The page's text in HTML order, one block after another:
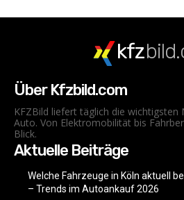
kfz
Über Kfzbild.com
KFZBild liefert täglich die wichtigsten
Auto. Von Elektromobilität bis
Blick.
Aktuelle Beiträge
Welche Fahrzeuge in Köln aktuell
– Trends im Autoankauf 2026